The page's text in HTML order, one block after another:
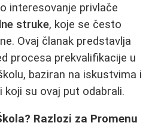
interesovanje privlače
struke, koje se često
Ovaj članak predstavlja
procesa prekvalifikacije u
baziran na iskustvima i
koji su ovaj put odabrali.
Razlozi za Promenu